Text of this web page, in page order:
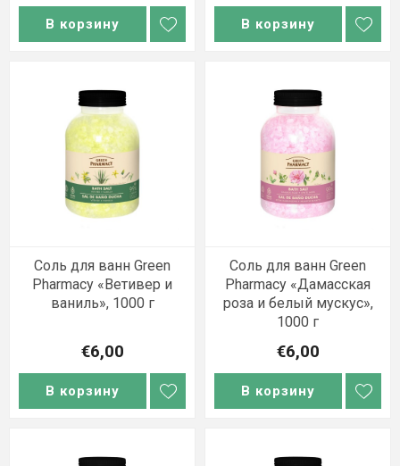
В корзину В корзину
Соль для ванн Green
Pharmacy «Ветивер и
ваниль», 1000 г
€6,00
В корзину
Соль для ванн Green
Pharmacy «Дамасская
роза и белый мускус»,
1000 г
€6,00
В корзину